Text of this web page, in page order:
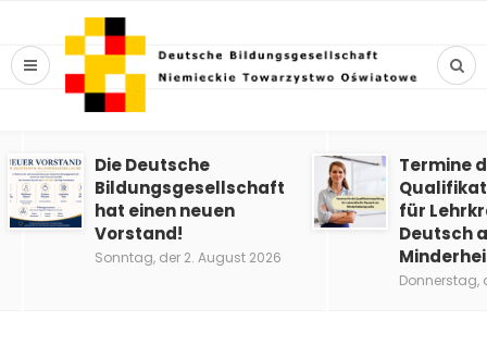
Die Deutsche
Bildungsgesellschaft
hat einen neuen
Vorstand!
Sonntag, der 2. August 2026
Termine
für
Deutsch
Donnerstag,